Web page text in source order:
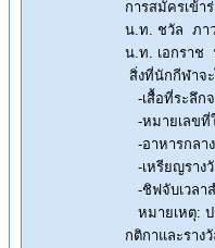
การสมัครเข้า
น.ท. ชวัล ภาว
น.ท. เอกราช
สิ่งที่นักกีฬาจ
-เสื้อที่ระลึก
-หมายเลขที่
-อาหารกลา
-เหรียญราง
-ชิฟจับเวลา
หมายเหตุ: ป
กติกาและรางวั